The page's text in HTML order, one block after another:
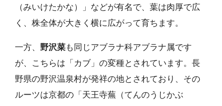
（みいけたかな）」などが有名で、葉は肉厚で広
く、株全体が大きく横に広がって育ちます。
一方、 野沢菜も同じアブラナ科アブラナ属です
が、こちらは「カブ」の変種とされています。長
野県の野沢温泉村が発祥の地とされており、その
ルーツは京都の「天王寺蕪（てんのうじかぶ